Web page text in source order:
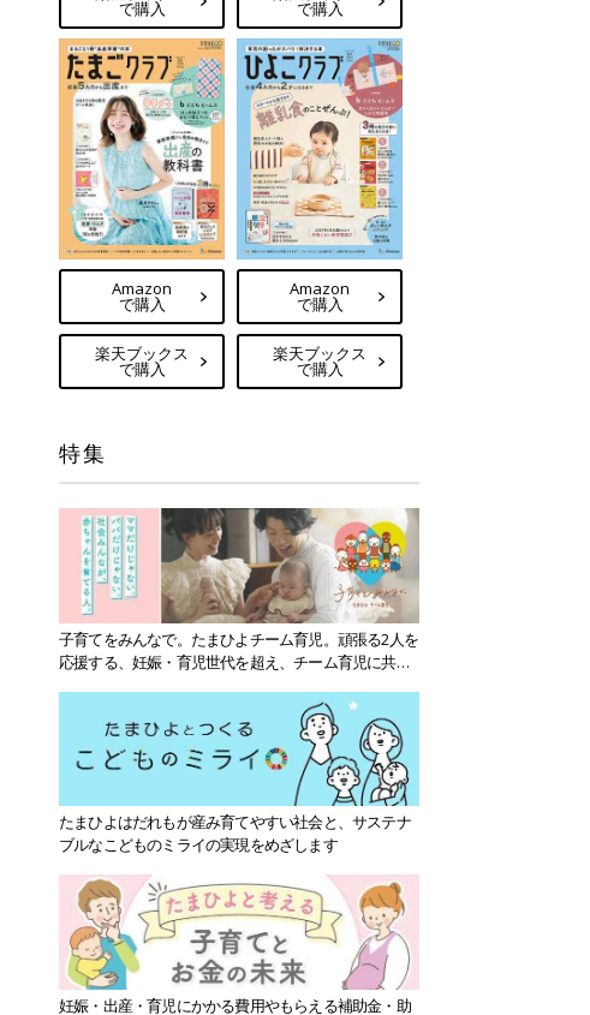
で購入 で購入
Amazon
で購入
楽天ブックス
で購入
Amazon
で購入
楽天ブックス
で購入
特集
子育てをみんなで。たまひよチーム育児。頑張る2人を
応援する、妊娠・育児世代を超え、チーム育児に共感
たまひよはだれもが産み育てやすい社会と、サステナ
ブルなこどものミライの実現をめざします
妊娠・出産・育児にかかる費用やもらえる補助金・助